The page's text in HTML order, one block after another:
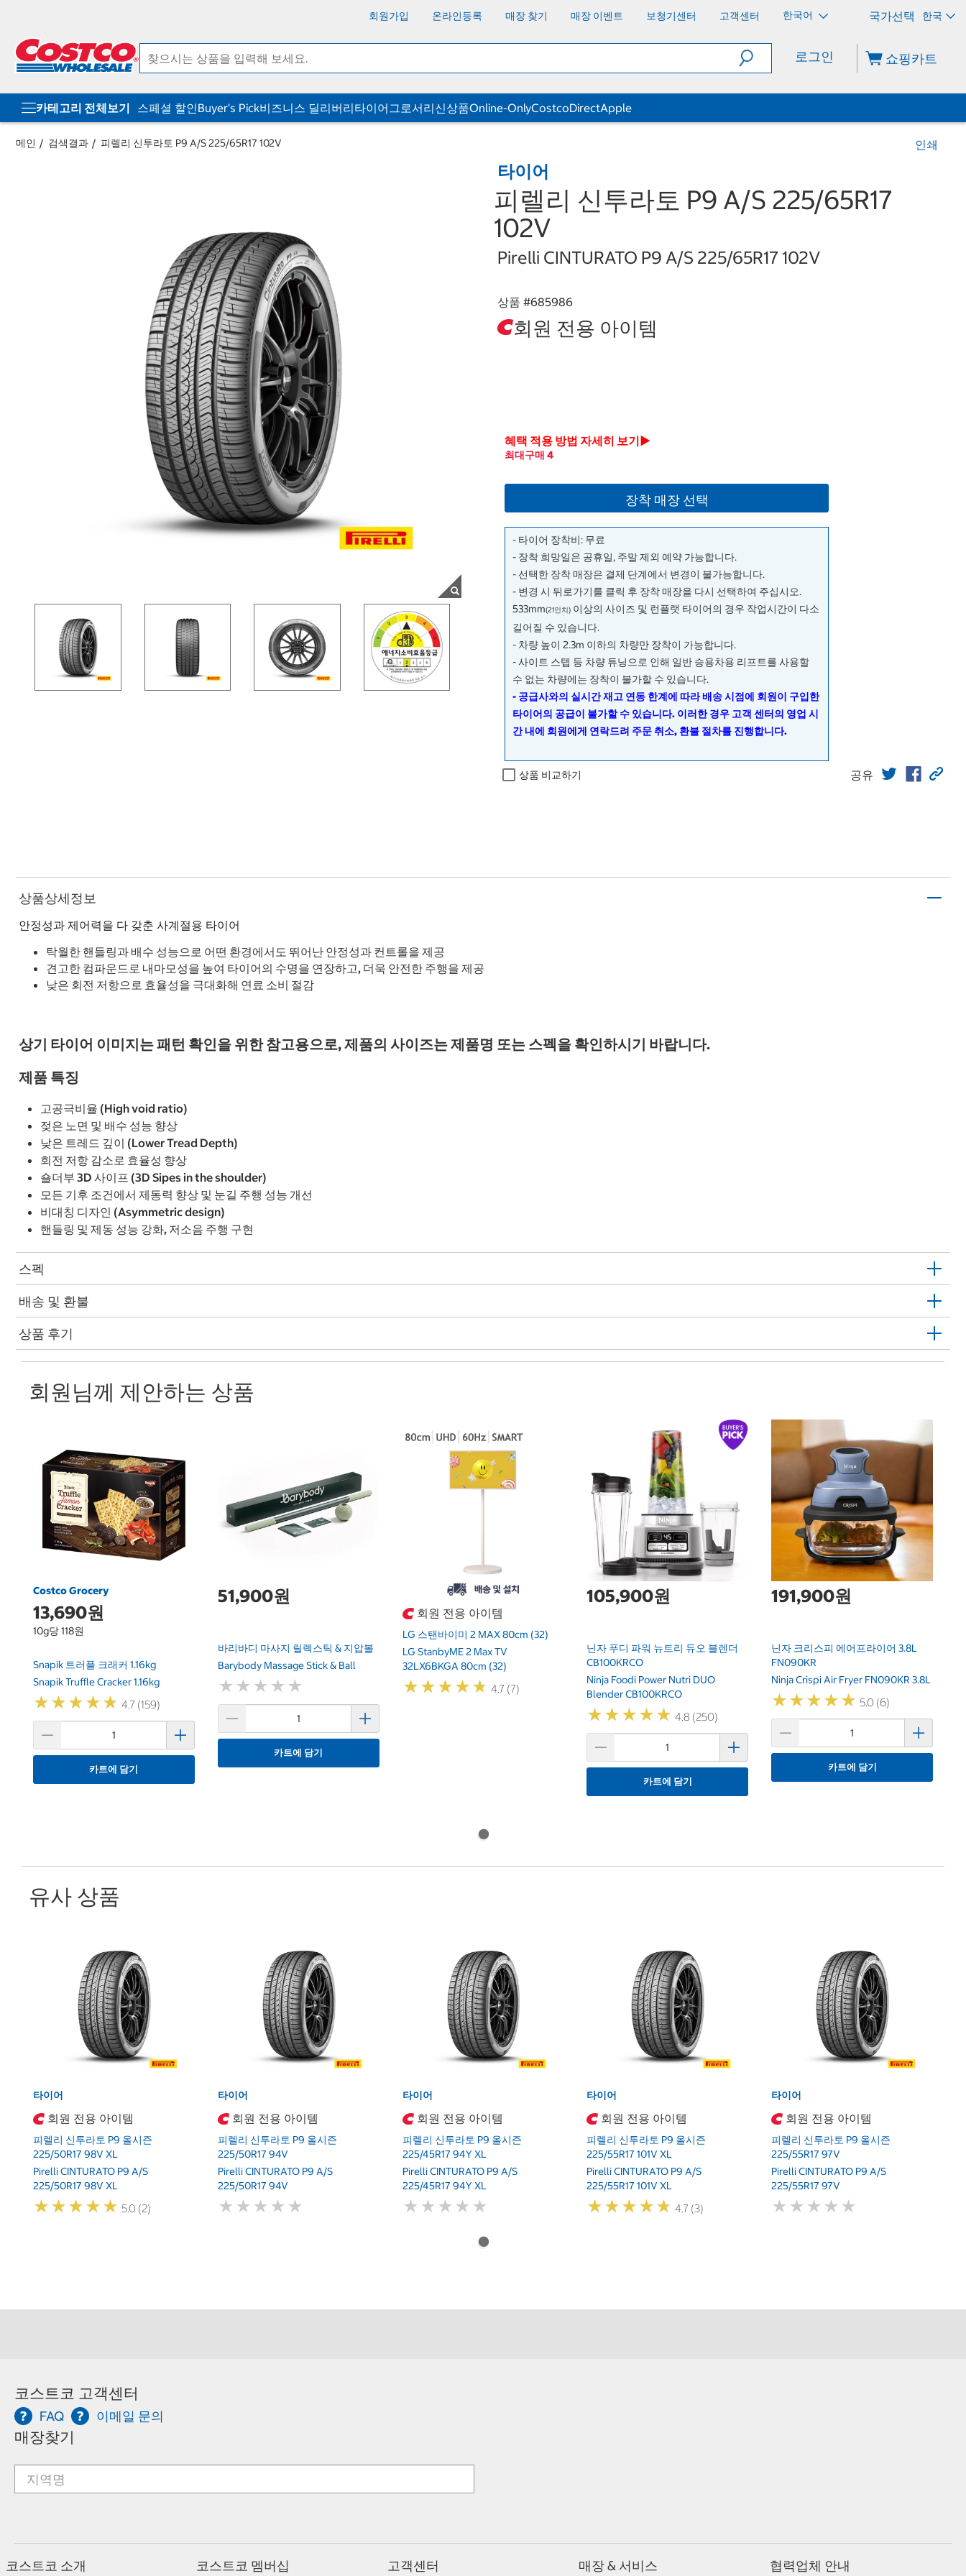
회원가입 온라인등록 매장 찾기 매장 이벤트 보청기센터 고객센터 한국어 한국
로그인 쇼핑카트
카테고리 전체보기 스페셜 할인Buyer's Pick비즈니스 딜리버리타이어그로서리신상품Online-OnlyCostcoDirectApple
메인 검색결과 피렐리 신투라토 P9 A/S 225/65R17 102V 인쇄
타이어
피렐리 신투라토 P9 A/S 225/65R17
102V
Pirelli CINTURATO P9 A/S 225/65R17 102V
상품 #685986
회원 전용 아이템
혜택 적용 방법 자세히 보기▶
최대구매 4
장착 매장 선택
- 타이어 장착비: 무료
- 장착 희망일은 공휴일, 주말 제외 예약 가능합니다.
- 선택한 장착 매장은 결제 단계에서 변경이 불가능합니다.
- 변경 시 뒤로가기를 클릭 후 장착 매장을 다시 선택하여 주십시오.
533mm(21인치) 이상의 사이즈 및 런플랫 타이어의 경우 작업시간이 다소
길어질 수 있습니다.
- 차량 높이 2.3m 이하의 차량만 장착이 가능합니다.
- 사이트 스텝 등 차량 튜닝으로 인해 일반 승용차용 리프트를 사용할
수 없는 차량에는 장착이 불가할 수 있습니다.
- 공급사와의 실시간 재고 연동 한계에 따라 배송 시점에 회원이 구입한
타이어의 공급이 불가할 수 있습니다. 이러한 경우 고객 센터의 영업 시
간 내에 회원에게 연락드려 주문 취소, 환불 절차를 진행합니다.
상품 비교하기 공유
상품상세정보
안정성과 제어력을 다 갖춘 사계절용 타이어
탁월한 핸들링과 배수 성능으로 어떤 환경에서도 뛰어난 안정성과 컨트롤을 제공
견고한 컴파운드로 내마모성을 높여 타이어의 수명을 연장하고, 더욱 안전한 주행을 제공
낮은 회전 저항으로 효율성을 극대화해 연료 소비 절감
상기 타이어 이미지는 패턴 확인을 위한 참고용으로, 제품의 사이즈는 제품명 또는 스펙을 확인하시기 바랍니다.
제품 특징
고공극비율 (High void ratio)
젖은 노면 및 배수 성능 향상
낮은 트레드 깊이 (Lower Tread Depth)
회전 저항 감소로 효율성 향상
숄더부 3D 사이프 (3D Sipes in the shoulder)
모든 기후 조건에서 제동력 향상 및 눈길 주행 성능 개선
비대칭 디자인 (Asymmetric design)
핸들링 및 제동 성능 강화, 저소음 주행 구현
스펙
배송 및 환불
상품 후기
회원님께 제안하는 상품
Costco Grocery
13,690원
10g당 118원
Snapik 트러플 크래커 1.16kg
Snapik Truffle Cracker 1.16kg
★★★★★
★★★★★ 4.7 (159)
카트에 담기
51,900원
바리바디 마사지 릴렉스틱 & 지압볼
Barybody Massage Stick & Ball
★ ★ ★ ★ ★
★ ★ ★ ★ ★
카트에 담기
회원 전용 아이템
LG 스탠바이미 2 MAX 80cm (32)
LG StanbyME 2 Max TV
32LX6BKGA 80cm (32)
★★★★★
★★★★★ 4.7 (7)
105,900원
닌자 푸디 파워 뉴트리 듀오 블렌더
CB100KRCO
Ninja Foodi Power Nutri DUO
Blender CB100KRCO
★★★★★
★★★★★ 4.8 (250)
카트에 담기
191,900원
닌자 크리스피 에어프라이어 3.8L
FN090KR
Ninja Crispi Air Fryer FN090KR 3.8L
★★★★★
★★★★★ 5.0 (6)
카트에 담기
유사 상품
타이어
회원 전용 아이템
피렐리 신투라토 P9 올시즌
225/50R17 98V XL
Pirelli CINTURATO P9 A/S
225/50R17 98V XL
★★★★★
★★★★★ 5.0 (2)
타이어
회원 전용 아이템
피렐리 신투라토 P9 올시즌
225/50R17 94V
Pirelli CINTURATO P9 A/S
225/50R17 94V
★ ★ ★ ★ ★
★ ★ ★ ★ ★
타이어
회원 전용 아이템
피렐리 신투라토 P9 올시즌
225/45R17 94Y XL
Pirelli CINTURATO P9 A/S
225/45R17 94Y XL
★ ★ ★ ★ ★
★ ★ ★ ★ ★
타이어
회원 전용 아이템
피렐리 신투라토 P9 올시즌
225/55R17 101V XL
Pirelli CINTURATO P9 A/S
225/55R17 101V XL
★★★★★
★★★★★ 4.7 (3)
타이어
회원 전용 아이템
피렐리 신투라토 P9 올시즌
225/55R17 97V
Pirelli CINTURATO P9 A/S
225/55R17 97V
★ ★ ★ ★ ★
★ ★ ★ ★ ★
코스트코 고객센터
FAQ 이메일 문의
매장찾기
코스트코 소개 코스트코 멤버십 고객센터 매장 & 서비스 협력업체 안내